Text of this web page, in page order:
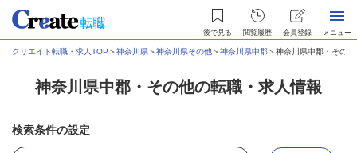
後で見る 閲覧履歴 会員登録 メニュー
クリエイト転職・求人TOP ＞神奈川県＞神奈川県その他＞神奈川県中郡＞神奈川県中郡・その
神奈川県中郡・その他の転職・求人情報
検索条件の設定